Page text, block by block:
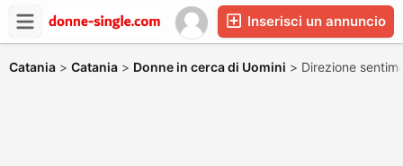
Inserisci un annuncio
Catania > Catania > Donne in cerca di Uomini > Direzione